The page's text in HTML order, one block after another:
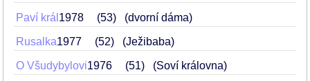
Paví král 1978 53 (dvorní dáma)
Rusalka1977 52 (Ježibaba)
O Všudybylovi1976 51 (Soví královna)